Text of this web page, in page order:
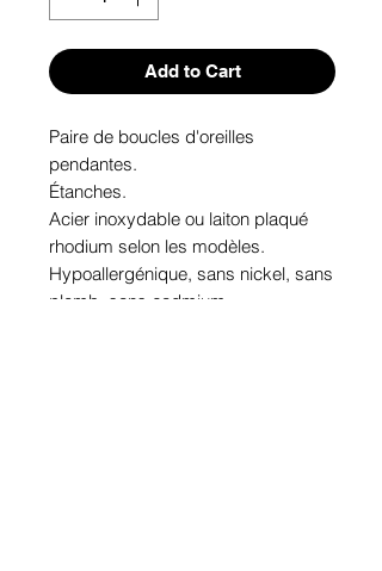
Add to Cart
Paire de boucles d'oreilles
pendantes.
Étanches.
Acier inoxydable ou laiton plaqué
rhodium selon les modèles.
Hypoallergénique, sans nickel, sans
plomb, sans cadmium.